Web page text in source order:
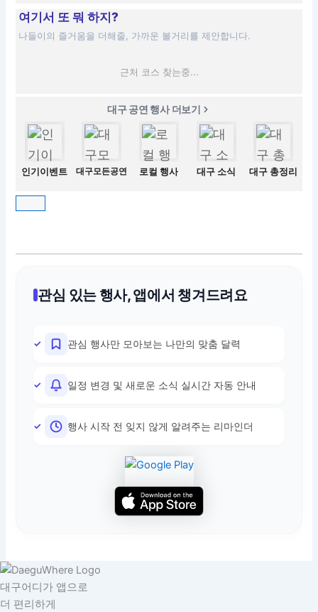
여기서 또 뭐 하지?
나들이의 즐거움을 더해줄, 가까운 볼거리를 제안합니다.
근처 코스 찾는중...
대구 공연 행사 더보기
인기이벤트 대구모든공연 로컬 행사 대구 소식 대구 총정리
관심 있는 행사, 앱에서 챙겨드려요
관심 행사만 모아보는 나만의 맞춤 달력
일정 변경 및 새로운 소식 실시간 자동 안내
행사 시작 전 잊지 않게 알려주는 리마인더
대구어디가 앱으로
더 편리하게